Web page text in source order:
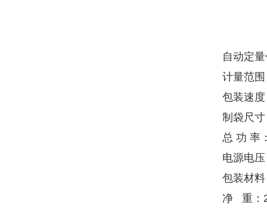
自动定
计量范
包装速
制袋尺
总 功 率
电源电
包装材
净 重：